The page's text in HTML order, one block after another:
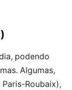
podendo
Algumas,
Paris-Roubaix),